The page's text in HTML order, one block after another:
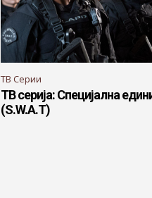
ТВ Серии
ТВ серија: Специјална
(S.W.A.T)